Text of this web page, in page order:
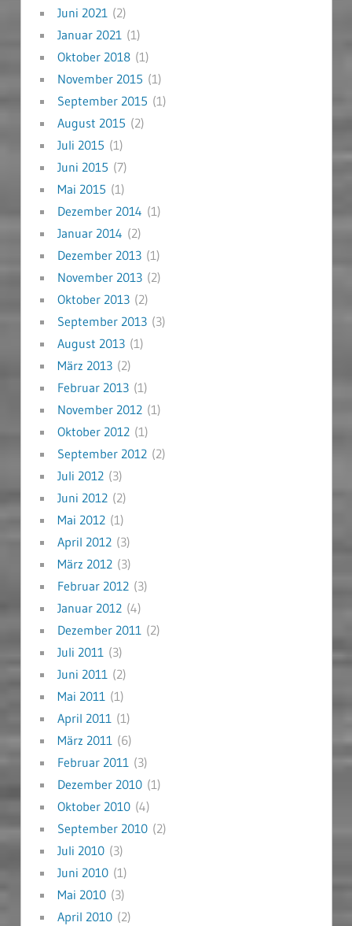
Juni 2021(2)
Januar 2021(1)
Oktober 2018(1)
November 2015 (1)
September 2015 (1)
August 2015 (2)
Juli 2015 (1)
Juni 2015 (7)
Mai 2015 (1)
Dezember 2014 (1)
Januar 2014 (2)
Dezember 2013(1)
November 2013(2)
Oktober 2013(2)
September 2013(3)
August 2013(1)
März 2013(2)
Februar 2013(1)
November 2012(1)
Oktober 2012(1)
September 2012(2)
Juli 2012(3)
Juni 2012(2)
Mai 2012(1)
April 2012(3)
März 2012(3)
Februar 2012(3)
Januar 2012(4)
Dezember 2011(2)
Juli 2011(3)
Juni 2011(2)
Mai 2011(1)
April 2011(1)
März 2011(6)
Februar 2011(3)
Dezember 2010(1)
Oktober 2010(4)
September 2010(2)
Juli 2010(3)
Juni 2010(1)
Mai 2010(3)
April 2010(2)